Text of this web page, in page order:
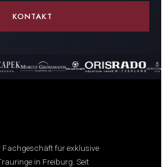
KONTAKT
für exklusive
in Freiburg. Seit